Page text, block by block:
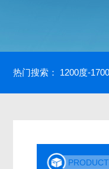
热门搜索： 1200度-